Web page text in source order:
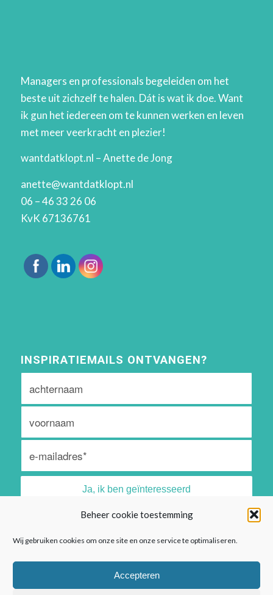
Beheer cookie toestemming
Wij gebruiken cookies om onze site en onze service te optimaliseren.
Accepteren
Managers en professionals begeleiden om het
beste uit zichzelf te halen. Dát is wat ik doe. Want
ik gun het iedereen om te kunnen werken en leven
met meer veerkracht en plezier!
wantdatklopt.nl – Anette de Jong
anette@wantdatklopt.nl
06 – 46 33 26 06
KvK 67136761
INSPIRATIEMAILS ONTVANGEN?
Algemene voorwaarden vind jehier